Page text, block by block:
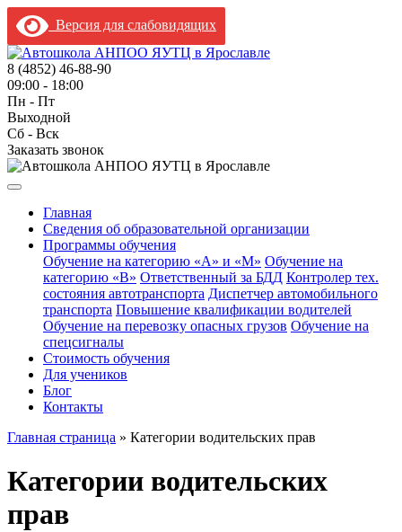
Версия для слабовидящих
8 (4852) 46-88-90
09:00 - 18:00
Пн - Пт
Выходной
Сб - Вск
Заказать звонок
Главная
Сведения об образовательной организации
Программы обучения
Обучение на категорию «A» и «M» Обучение на
категорию «B» Ответственный за БДД Контролер тех.
состояния автотранспорта Диспетчер автомобильного
транспорта Повышение квалификации водителей
Обучение на перевозку опасных грузов Обучение на
спецсигналы
Стоимость обучения
Для учеников
Блог
Контакты
Главная страница » Категории водительских прав
Категории водительских
прав